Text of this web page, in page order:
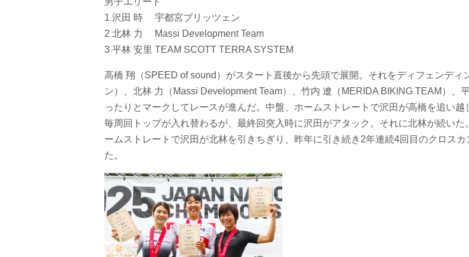
1 沢田 時 宇都宮ブリッツェン
2 北林 力 Massi Development Team
3 平林 安里 TEAM SCOTT TERRA SYSTEM
高橋 翔（SPEED of sound）がスタート直後から先頭で展開。それをディフェンディ
ン）、北林 力（Massi Development Team）、竹内 遼（MERIDA BIKING TEAM）
ったりとマークしてレースが進んだ。中盤、ホームストレートで沢田が高橋を追い
毎周回トップが入れ替わるが、最終回突入時に沢田がアタック。それに北林が続い
ームストレートで沢田が北林を引きちぎり、昨年に引き続き2年連続4回目のクロス
た。